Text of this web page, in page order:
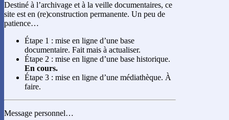
Destiné à l’archivage et à la veille documentaires, ce
site est en (re)construction permanente. Un peu de
patience…
Étape 1 : mise en ligne d’une base
documentaire. Fait mais à actualiser.
Étape 2 : mise en ligne d’une base historique.
En cours.
Étape 3 : mise en ligne d’une médiathèque. À
faire.
Message personnel…